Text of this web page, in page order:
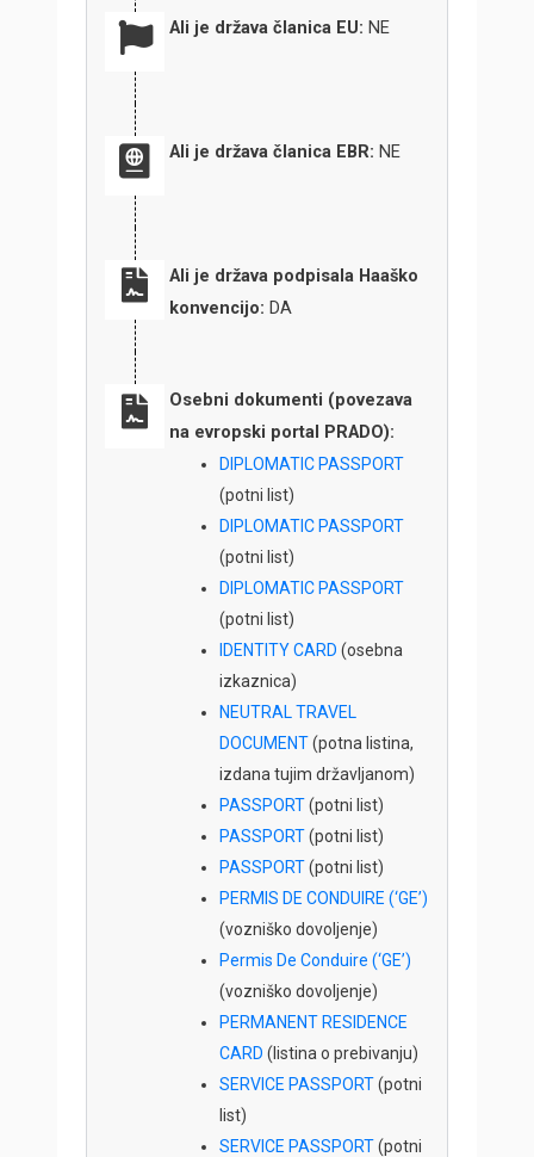
Ali je država članica EU:NE
Ali je država članica EBR:NE
Ali je država podpisala Haaško
konvencijo:DA
Osebni dokumenti (povezava
na evropski portal PRADO):
DIPLOMATIC PASSPORT
(potni list)
DIPLOMATIC PASSPORT
(potni list)
DIPLOMATIC PASSPORT
(potni list)
IDENTITY CARD (osebna
izkaznica)
NEUTRAL TRAVEL
DOCUMENT(potna listina,
izdana tujim državljanom)
PASSPORT(potni list)
PASSPORT(potni list)
PASSPORT(potni list)
PERMIS DE CONDUIRE (‘GE’)
(vozniško dovoljenje)
Permis De Conduire (‘GE’)
(vozniško dovoljenje)
PERMANENT RESIDENCE
CARD (listina o prebivanju)
SERVICE PASSPORT(potni
list)
SERVICE PASSPORT(potni